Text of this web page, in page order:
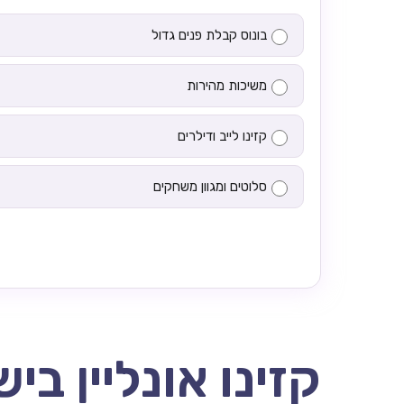
בונוס קבלת פנים גדול
משיכות מהירות
קזינו לייב ודילרים
סלוטים ומגוון משחקים
קזינו אונליין